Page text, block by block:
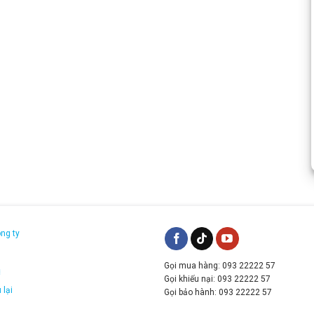
hình chi tiết
giá sản phẩm:
ty
lại
Gọi mua hàng: 093 22222 57
Gọi khiếu nại: 093 22222 57
Gọi bảo hành: 093 22222 57